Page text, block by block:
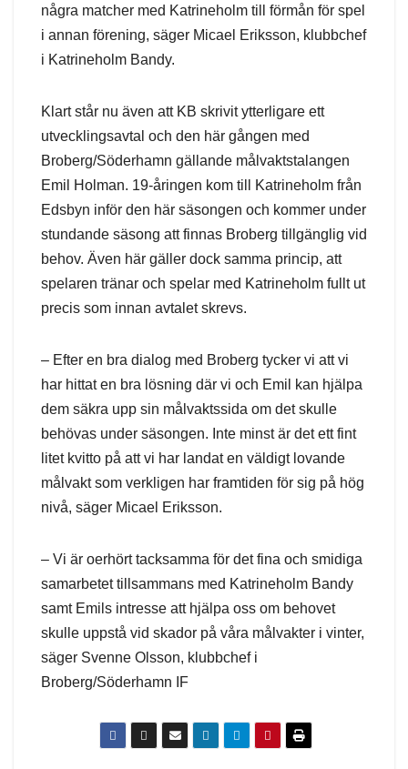
några matcher med Katrineholm till förmån för spel
i annan förening, säger Micael Eriksson, klubbchef
i Katrineholm Bandy.
Klart står nu även att KB skrivit ytterligare ett
utvecklingsavtal och den här gången med
Broberg/Söderhamn gällande målvaktstalangen
Emil Holman. 19-åringen kom till Katrineholm från
Edsbyn inför den här säsongen och kommer under
stundande säsong att finnas Broberg tillgänglig vid
behov. Även här gäller dock samma princip, att
spelaren tränar och spelar med Katrineholm fullt ut
precis som innan avtalet skrevs.
– Efter en bra dialog med Broberg tycker vi att vi
har hittat en bra lösning där vi och Emil kan hjälpa
dem säkra upp sin målvaktssida om det skulle
behövas under säsongen. Inte minst är det ett fint
litet kvitto på att vi har landat en väldigt lovande
målvakt som verkligen har framtiden för sig på hög
nivå, säger Micael Eriksson.
– Vi är oerhört tacksamma för det fina och smidiga
samarbetet tillsammans med Katrineholm Bandy
samt Emils intresse att hjälpa oss om behovet
skulle uppstå vid skador på våra målvakter i vinter,
säger Svenne Olsson, klubbchef i
Broberg/Söderhamn IF